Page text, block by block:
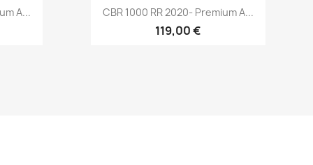
A... Vorschau
CBR 1000 RR 2020- Premium A...
119,00 €